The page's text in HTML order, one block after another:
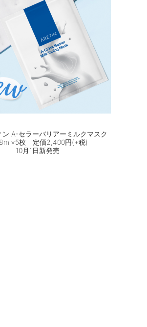
ン A-セラーバリアーミルクマスク
枚 定価2,400円(+税)
10月1日新発売